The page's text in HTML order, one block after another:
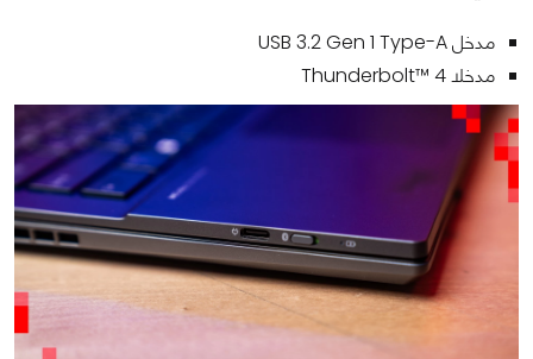
مدخل USB 3.2 Gen 1 Type-A
مدخلا Thunderbolt™ 4